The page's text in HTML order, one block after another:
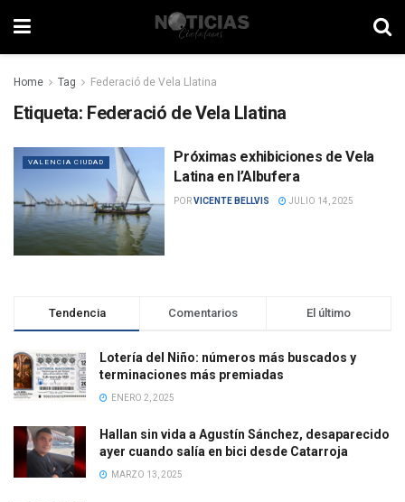
Home Tag Federació de Vela Llatina
Etiqueta: Federació de Vela Llatina
VALENCIA CIUDAD
Próximas exhibiciones de Vela
Latina en l’Albufera
PORVICENTE BELLVIS JULIO 14, 2025
Tendencia Comentarios El último
Lotería del Niño: números más buscados y
terminaciones más premiadas
ENERO 2, 2025
Hallan sin vida a Agustín Sánchez, desaparecido
ayer cuando salía en bici desde Catarroja
MARZO 13, 2025